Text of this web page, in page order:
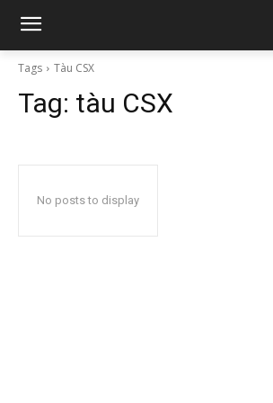
Tags Tàu CSX
Tag: tàu CSX
No posts to display